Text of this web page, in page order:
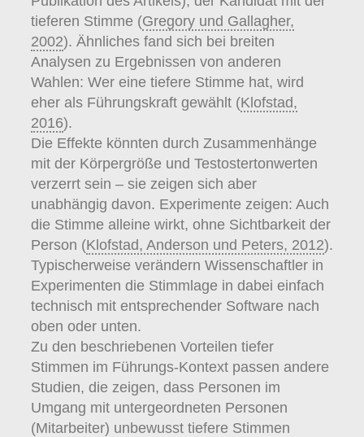
tieferen Stimme (Gregory und Gallagher,
2002). Ähnliches fand sich bei breiten
Analysen zu Ergebnissen von anderen
Wahlen: Wer eine tiefere Stimme hat, wird
eher als Führungskraft gewählt (Klofstad,
2016).
Die Effekte könnten durch Zusammenhänge
mit der Körpergröße und Testostertonwerten
verzerrt sein – sie zeigen sich aber
unabhängig davon. Experimente zeigen: Auch
die Stimme alleine wirkt, ohne Sichtbarkeit der
Person (Klofstad, Anderson und Peters, 2012).
Typischerweise verändern Wissenschaftler in
Experimenten die Stimmlage in dabei einfach
technisch mit entsprechender Software nach
oben oder unten.
Zu den beschriebenen Vorteilen tiefer
Stimmen im Führungs-Kontext passen andere
Studien, die zeigen, dass Personen im
Umgang mit untergeordneten Personen
(Mitarbeiter) unbewusst tiefere Stimmen